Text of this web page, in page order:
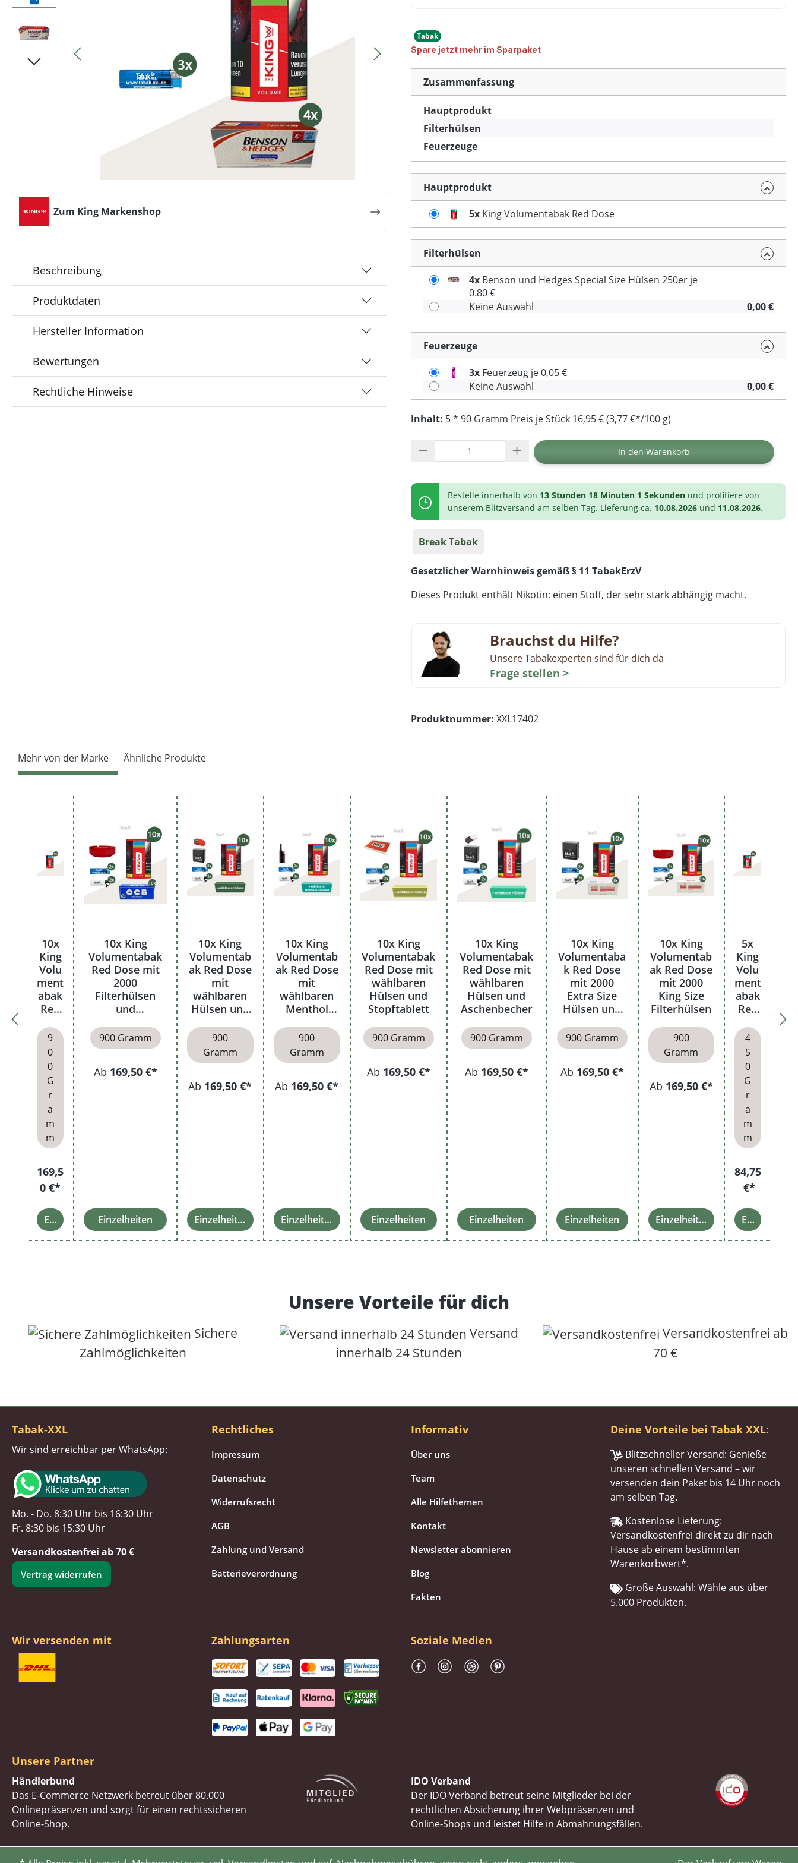
Zum King Markenshop
Beschreibung
Produktdaten
Hersteller Information
Bewertungen
Rechtliche Hinweise
Tabak
Spare jetzt mehr im Sparpaket
Zusammenfassung
Hauptprodukt
Filterhülsen
Feuerzeuge
Hauptprodukt
5x King Volumentabak Red Dose
Filterhülsen
4x Benson und Hedges Special Size Hülsen 250er je
0.80 €
Keine Auswahl
0,00 €
Feuerzeuge
3x Feuerzeug je 0,05 €
Keine Auswahl
0,00 €
Inhalt: 5 * 90 Gramm Preis je Stück 16,95 € (3,77 €*/100 g)
Produkt Anzahl: Gib den gewünschten Wert ein oder
In den Warenkorb
Bestelle innerhalb von 13 Stunden 18 Minuten 1 Sekunden und profitiere von
unserem Blitzversand am selben Tag. Lieferung ca. 10.08.2026 und 11.08.2026.
Break Tabak
Gesetzlicher Warnhinweis gemäß § 11 TabakErzV
Dieses Produkt enthält Nikotin: einen Stoff, der sehr stark abhängig macht.
Brauchst du Hilfe?
Unsere Tabakexperten sind für dich da
Frage stellen >
Produktnummer: XXL17402
Mehr von der Marke Ähnliche Produkte
Produktgalerie überspringen
10x
King
Volu
ment
abak
Red
9
0
0
G
r
a
m
m
169,5
0 €*
Einzelheiten
10x King
Volumentabak
Red Dose mit
2000
Filterhülsen
und
er
900 Gramm
Ab 169,50 €*
Einzelheiten
10x King
Volumentab
ak Red Dose
mit
wählbaren
Hülsen und
900
Gramm
Ab 169,50 €*
Einzelheiten
10x King
Volumentab
ak Red Dose
mit
wählbaren
Menthol
900
Gramm
Ab 169,50 €*
Einzelheiten
10x King
Volumentabak
Red Dose mit
wählbaren
Hülsen und
Stopftablett
900 Gramm
Ab 169,50 €*
Einzelheiten
10x King
Volumentabak
Red Dose mit
wählbaren
Hülsen und
Aschenbecher
900 Gramm
Ab 169,50 €*
Einzelheiten
10x King
Volumentaba
k Red Dose
mit 2000
Extra Size
Hülsen und
900 Gramm
Ab 169,50 €*
Einzelheiten
10x King
Volumentab
ak Red Dose
mit 2000
King Size
Filterhülsen
900
Gramm
Ab 169,50 €*
Einzelheiten
5x
King
Volu
ment
abak
Red
4
5
0
G
r
a
m
m
84,75
€*
Einzelheiten
Unsere Vorteile für dich
Sichere
Zahlmöglichkeiten
Versand
innerhalb 24 Stunden
Versandkostenfrei ab
70 €
Tabak-XXL
Wir sind erreichbar per WhatsApp:
Mo. - Do. 8:30 Uhr bis 16:30 Uhr
Fr. 8:30 bis 15:30 Uhr
Versandkostenfrei ab 70 €
Vertrag widerrufen
Rechtliches
Impressum
Datenschutz
Widerrufsrecht
AGB
Zahlung und Versand
Batterieverordnung
Informativ
Über uns
Team
Alle Hilfethemen
Kontakt
Newsletter abonnieren
Blog
Fakten
Deine Vorteile bei Tabak XXL:
Blitzschneller Versand: Genieße
unseren schnellen Versand – wir
versenden dein Paket bis 14 Uhr noch
am selben Tag.
Kostenlose Lieferung:
Versandkostenfrei direkt zu dir nach
Hause ab einem bestimmten
Warenkorbwert*.
Große Auswahl: Wähle aus über
5.000 Produkten.
Wir versenden mit Zahlungsarten Soziale Medien
Unsere Partner
Händlerbund
Das E-Commerce Netzwerk betreut über 80.000
Onlinepräsenzen und sorgt für einen rechtssicheren
Online-Shop.
IDO Verband
Der IDO Verband betreut seine Mitglieder bei der
rechtlichen Absicherung ihrer Webpräsenzen und
Online-Shops und leistet Hilfe in Abmahnungsfällen.